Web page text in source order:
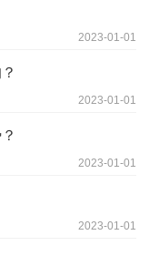
2023-01-01
2023-01-01
2023-01-01
2023-01-01